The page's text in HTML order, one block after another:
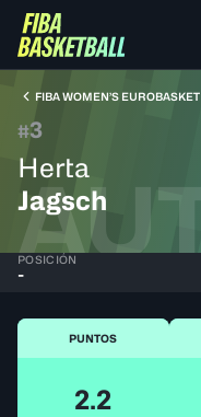
FIBA WOMEN’S
#3
Herta
Jagsch
POSICIÓN
-
PUNTOS
2.2